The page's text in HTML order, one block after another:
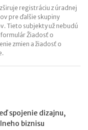
registráciu z úradnej
pre ďalšie skupiny
Tieto subjekty už nebudú
Žiadosť o
zmien a žiadosť o
spojenie dizajnu,
biznisu